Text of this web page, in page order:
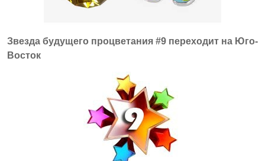
Звезда будущего процветания #9 переходит на Юго-
Восток